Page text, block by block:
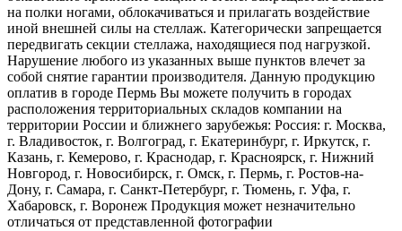
на полки ногами, облокачиваться и прилагать воздействие
иной внешней силы на стеллаж. Категорически запрещается
передвигать секции стеллажа, находящиеся под нагрузкой.
Нарушение любого из указанных выше пунктов влечет за
собой снятие гарантии производителя. Данную продукцию
оплатив в городе Пермь Вы можете получить в городах
расположения территориальных складов компании на
территории России и ближнего зарубежья: Россия: г. Москва,
г. Владивосток, г. Волгоград, г. Екатеринбург, г. Иркутск, г.
Казань, г. Кемерово, г. Краснодар, г. Красноярск, г. Нижний
Новгород, г. Новосибирск, г. Омск, г. Пермь, г. Ростов-на-
Дону, г. Самара, г. Санкт-Петербург, г. Тюмень, г. Уфа, г.
Хабаровск, г. Воронеж Продукция может незначительно
отличаться от представленной фотографии